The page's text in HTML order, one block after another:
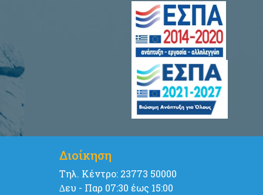
Διοίκηση
Tηλ. Κέντρο: 23773 50000
∆ευ - Παρ 07:30 έως 15:00